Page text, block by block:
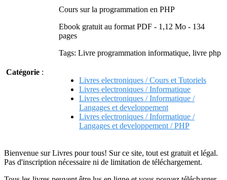
Cours sur la programmation en PHP
Ebook gratuit au format PDF - 1,12 Mo - 134
pages
Tags: Livre programmation informatique, livre php
Catégorie :
Livres electroniques / Cours et Tutoriels
Livres electroniques / Informatique
Livres electroniques / Informatique /
Langages et developpement
Livres electroniques / Informatique /
Langages et developpement / PHP
Bienvenue sur Livres pour tous! Sur ce site, tout est gratuit et légal.
Pas d'inscription nécessaire ni de limitation de téléchargement.